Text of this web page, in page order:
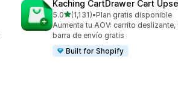
Kaching CartDrawer Cart
5.0de 5 estrellas
(1,131)
1131 reseñas en total
•Plan gratis disponible
Aumenta tu AOV: carrito
barra de envío gratis
Built for Shopify